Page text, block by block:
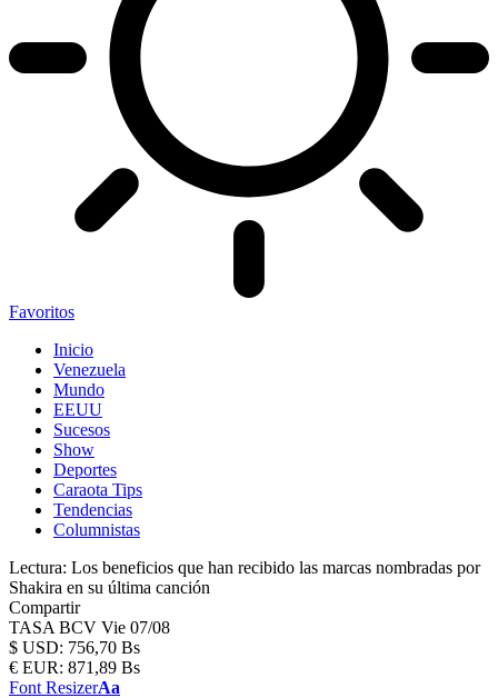
Favoritos
Inicio
Venezuela
Mundo
EEUU
Sucesos
Show
Deportes
Caraota Tips
Tendencias
Columnistas
Lectura: Los beneficios que han recibido las marcas nombradas por
Shakira en su última canción
Compartir
TASA BCV Vie 07/08
$ USD: 756,70 Bs
€ EUR: 871,89 Bs
Font ResizerAa